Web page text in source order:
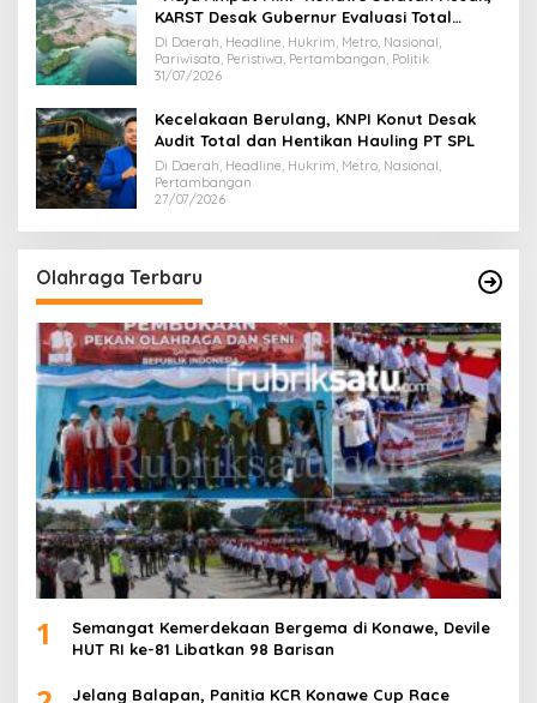
KARST Desak Gubernur Evaluasi Total
Dispar Sultra
Di Daerah, Headline, Hukrim, Metro, Nasional,
Pariwisata, Peristiwa, Pertambangan, Politik
31/07/2026
Kecelakaan Berulang, KNPI Konut Desak
Audit Total dan Hentikan Hauling PT SPL
Di Daerah, Headline, Hukrim, Metro, Nasional,
Pertambangan
27/07/2026
Olahraga Terbaru
1
Semangat Kemerdekaan Bergema di Konawe, Devile
HUT RI ke-81 Libatkan 98 Barisan
Jelang Balapan, Panitia KCR Konawe Cup Race